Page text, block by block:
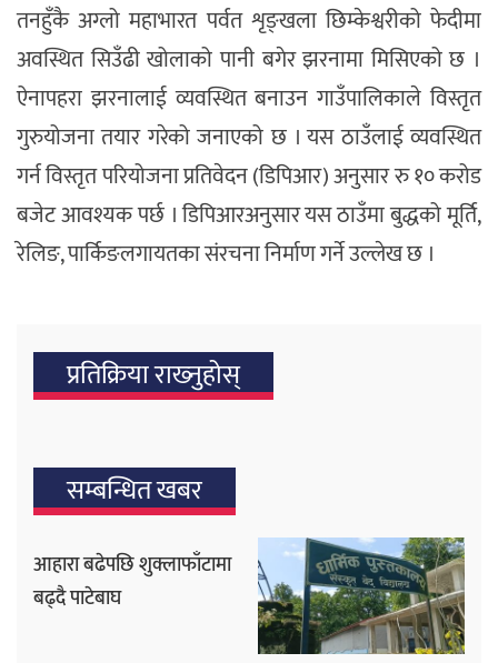
तनहुँकै अग्लो महाभारत पर्वत शृङ्खला छिम्केश्वरीको फेदीमा
अवस्थित सिउँढी खोलाको पानी बगेर झरनामा मिसिएको छ ।
ऐनापहरा झरनालाई व्यवस्थित बनाउन गाउँपालिकाले विस्तृत
गुरुयोजना तयार गरेको जनाएको छ । यस ठाउँलाई व्यवस्थित
गर्न विस्तृत परियोजना प्रतिवेदन (डिपिआर) अनुसार रु १० करोड
बजेट आवश्यक पर्छ । डिपिआरअनुसार यस ठाउँमा बुद्धको मूर्ति,
रेलिङ, पार्किङलगायतका संरचना निर्माण गर्ने उल्लेख छ ।
प्रतिक्रिया राख्‍नुहोस्
सम्बन्धित खबर
आहारा बढेपछि शुक्लाफाँटामा
बढ्दै पाटेबाघ